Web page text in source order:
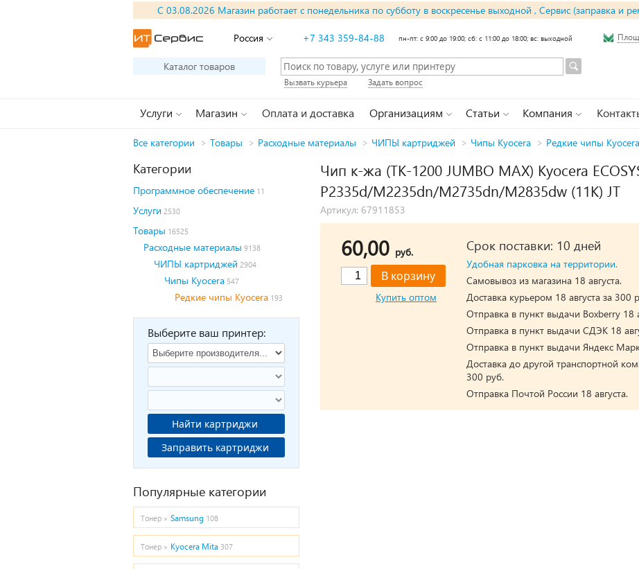
С 03.08.2026 Магазин работает с понедельника по субботу в воскресенье выходной , Сервис (заправка и
Россия +7 343 359-84-88 пн-пт: с 9:00 до 19:00; сб: с 11:00 до 18:00; вс: выходной
Каталог товаров
Вызвать курьера Задать вопрос
Услуги Магазин Оплата и доставка Организациям Статьи Компания
Все категории > Товары > Расходные материалы > ЧИПЫ картриджей > Чипы Kyocera > Редкие чипы Kyocera
Категории
Программное обеспечение 11
Услуги 2530
Товары 16525
Расходные материалы 9138
ЧИПЫ картриджей 2904
Чипы Kyocera 547
Редкие чипы Kyocera 193
Выберите ваш принтер:
Найти картриджи
Заправить картриджи
Популярные категории
Тонер » Samsung 108
Тонер » Kyocera Mita 307
Чип к-жа (TK-1200 JUMBO MAX) Kyocera
P2335d/M2235dn/M2735dn/M2835dw (11K) JT
Артикул: 67911853
60,00 руб.
Купить оптом
Срок поставки: 10 дней
Удобная парковка на территории.
Самовывоз из магазина 18 августа.
Доставка курьером 18 августа за 300
Отправка в пункт выдачи Boxberry 18
Отправка в пункт выдачи СДЭК 18
Отправка в пункт выдачи Яндекс
Доставка до другой транспортной
300 руб.
Отправка Почтой России 18 августа.